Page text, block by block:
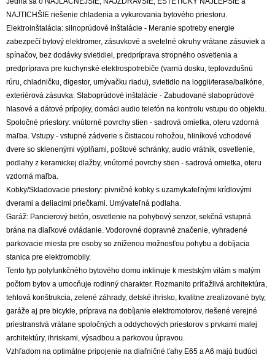
NAJTICHŠIE riešenie chladenia a vykurovania bytového priestoru.
Elektroinštalácia: silnoprúdové inštalácie - Meranie spotreby energie
zabezpečí bytový elektromer, zásuvkové a svetelné okruhy vrátane zásuviek a
spínačov, bez dodávky svietidiel, predpríprava stropného osvetlenia a
predpríprava pre kuchynské elektrospotrebiče (varnú dosku, teplovzdušnú
rúru, chladničku, digestor, umývačku riadu), svietidlo na loggii/terase/balkóne,
exteriérová zásuvka. Slaboprúdové inštalácie - Zabudované slaboprúdové
hlasové a dátové prípojky, domáci audio telefón na kontrolu vstupu do objektu.
Spoločné priestory: vnútorné povrchy stien - sadrová omietka, oteru vzdorná
maľba. Vstupy - vstupné zádverie s čistiacou rohožou, hliníkové vchodové
dvere so sklenenými výplňami, poštové schránky, audio vrátnik, osvetlenie,
podlahy z keramickej dlažby, vnútorné povrchy stien - sadrová omietka, oteru
vzdorná maľba.
Kobky/Skladovacie priestory: pivničné kobky s uzamykateľnými krídlovými
dverami a deliacimi priečkami. Umývateľná podlaha.
Garáž: Pancierový betón, osvetlenie na pohybový senzor, sekčná vstupná
brána na diaľkové ovládanie. Vodorovné dopravné značenie, vyhradené
parkovacie miesta pre osoby so zníženou možnosťou pohybu a dobíjacia
stanica pre elektromobily.
Tento typ polyfunkčného bytového domu inklinuje k mestským vilám s malým
počtom bytov a umocňuje rodinný charakter. Rozmanito príťažlivá architektúra,
tehlová konštrukcia, zelené záhrady, detské ihrisko, kvalitne zrealizované byty,
garáže aj pre bicykle, príprava na dobíjanie elektromotorov, riešené verejné
priestranstvá vrátane spoločných a oddychových priestorov s prvkami malej
architektúry, ihriskami, výsadbou a parkovou úpravou.
Vzhľadom na optimálne pripojenie na diaľničné ťahy E65 a A6 majú budúci